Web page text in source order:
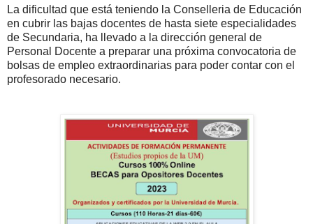
La dificultad que está teniendo la Conselleria de Educación
en cubrir las bajas docentes de hasta siete especialidades
de Secundaria, ha llevado a la dirección general de
Personal Docente a preparar una próxima convocatoria de
bolsas de empleo extraordinarias para poder contar con el
profesorado necesario.